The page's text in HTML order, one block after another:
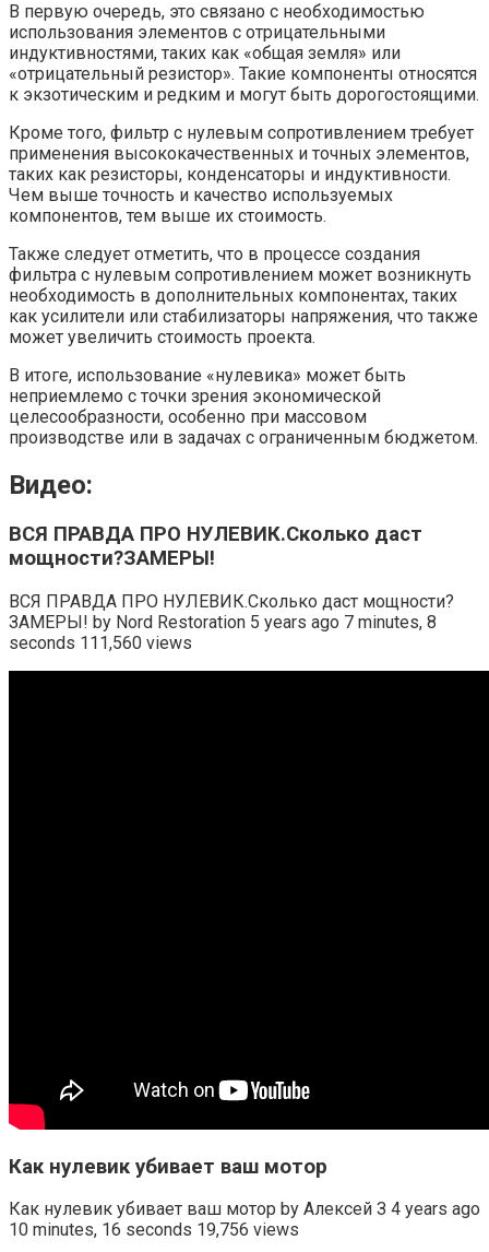
В первую очередь, это связано с необходимостью
использования элементов с отрицательными
индуктивностями, таких как «общая земля» или
«отрицательный резистор». Такие компоненты относятся
к экзотическим и редким и могут быть дорогостоящими.
Кроме того, фильтр с нулевым сопротивлением требует
применения высококачественных и точных элементов,
таких как резисторы, конденсаторы и индуктивности.
Чем выше точность и качество используемых
компонентов, тем выше их стоимость.
Также следует отметить, что в процессе создания
фильтра с нулевым сопротивлением может возникнуть
необходимость в дополнительных компонентах, таких
как усилители или стабилизаторы напряжения, что также
может увеличить стоимость проекта.
В итоге, использование «нулевика» может быть
неприемлемо с точки зрения экономической
целесообразности, особенно при массовом
производстве или в задачах с ограниченным бюджетом.
Видео:
ВСЯ ПРАВДА ПРО НУЛЕВИК.Сколько даст
мощности?ЗАМЕРЫ!
ВСЯ ПРАВДА ПРО НУЛЕВИК.Сколько даст мощности?
ЗАМЕРЫ! by Nord Restoration 5 years ago 7 minutes, 8
seconds 111,560 views
Как нулевик убивает ваш мотор
Как нулевик убивает ваш мотор by Алексей З 4 years ago
10 minutes, 16 seconds 19,756 views